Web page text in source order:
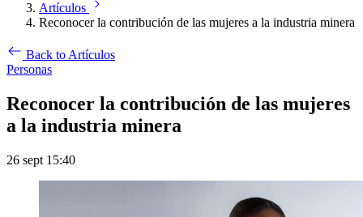
Artículos
Reconocer la contribución de las mujeres a la industria minera
Back to Artículos
Personas
Reconocer la contribución de las mujeres
a la industria minera
26 sept 15:40